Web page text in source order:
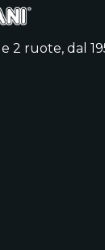
2 ruote, dal